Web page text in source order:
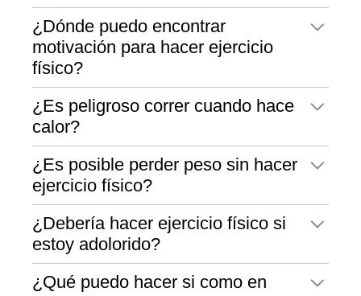
¿Dónde puedo encontrar
motivación para hacer ejercicio
físico?
¿Es peligroso correr cuando hace
calor?
¿Es posible perder peso sin hacer
ejercicio físico?
¿Debería hacer ejercicio físico si
estoy adolorido?
¿Qué puedo hacer si como en